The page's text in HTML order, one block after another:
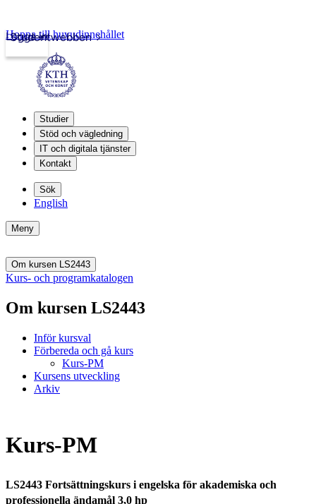
Studentwebben
Logga in
Hoppa till huvudinnehållet
Studier
Stöd och vägledning
IT och digitala tjänster
Kontakt
Sök
English
Meny
Om kursen LS2443
Kurs- och programkatalogen
Om kursen LS2443
Inför kursval
Förbereda och gå kurs
Kurs-PM
Kursens utveckling
Arkiv
Kurs-PM
LS2443 Fortsättningskurs i engelska för akademiska och
professionella ändamål 3,0 hp